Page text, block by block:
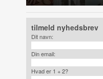
tilmeld nyhedsbrev
Dit navn:
Din email:
Hvad er 1 + 2?